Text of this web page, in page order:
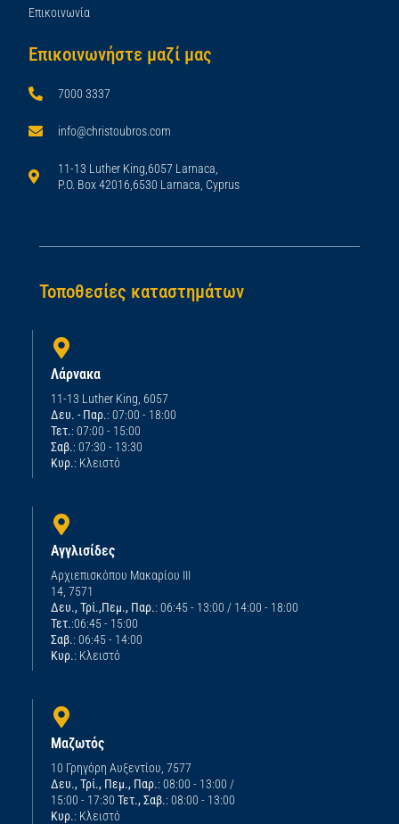
Επικοινωνία
Επικοινωνήστε μαζί μας
7000 3337
info@christoubros.com
11-13 Luther King,6057 Larnaca,
P.O. Box 42016,6530 Larnaca, Cyprus
Τοποθεσίες καταστημάτων
Λάρνακα
11-13 Luther King, 6057
Δευ. - Παρ.: 07:00 - 18:00
Τετ.: 07:00 - 15:00
Σαβ.: 07:30 - 13:30
Κυρ.: Κλειστό
Αγγλισίδες
Αρχιεπισκόπου Μακαρίου ΙΙΙ
14, 7571
Δευ., Τρί.,Πεμ., Παρ.: 06:45 - 13:00 / 14:00 - 18:00
Τετ.:06:45 - 15:00
Σαβ.: 06:45 - 14:00
Κυρ.: Κλειστό
Μαζωτός
10 Γρηγόρη Αυξεντίου, 7577
Δευ., Τρί., Πεμ., Παρ.: 08:00 - 13:00 /
15:00 - 17:30 Τετ., Σαβ.: 08:00 - 13:00
Κυρ.: Κλειστό